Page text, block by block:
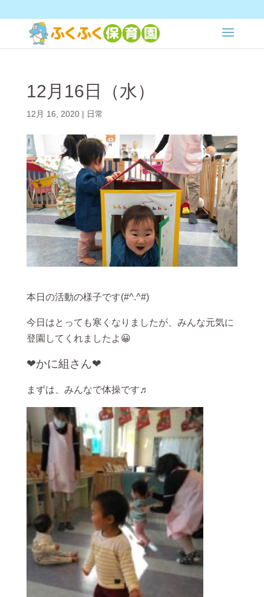
12月16日（水）
12月 16, 2020| 日常
本日の活動の様子です(#^.^#)
今日はとっても寒くなりましたが、みんな元気に
登園してくれましたよ😀
❤かに組さん❤
まずは、みんなで体操です♬